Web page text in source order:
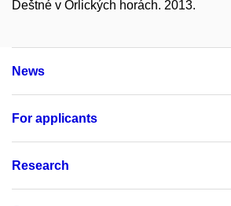
Deštné v Orlických horách. 2013.
News
For applicants
Research